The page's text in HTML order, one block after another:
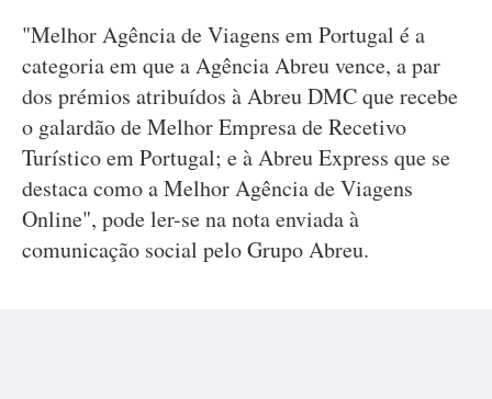
"Melhor Agência de Viagens em Portugal é a
categoria em que a Agência Abreu vence, a par
dos prémios atribuídos à Abreu DMC que recebe
o galardão de Melhor Empresa de Recetivo
Turístico em Portugal; e à Abreu Express que se
destaca como a Melhor Agência de Viagens
Online", pode ler-se na nota enviada à
comunicação social pelo Grupo Abreu.